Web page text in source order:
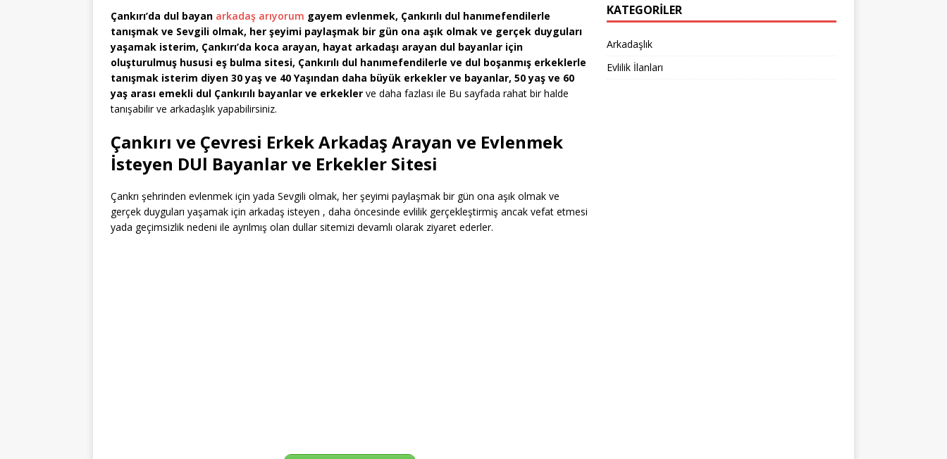
Çankırı’da dul bayan arkadaş arıyorum gayem evlenmek, Çankırılı dul hanımefendilerle
tanışmak ve Sevgili olmak, her şeyimi paylaşmak bir gün ona aşık olmak ve gerçek duyguları
yaşamak isterim, Çankırı’da koca arayan, hayat arkadaşı arayan dul bayanlar için
oluşturulmuş hususi eş bulma sitesi, Çankırılı dul hanımefendilerle ve dul boşanmış erkeklerle
tanışmak isterim diyen 30 yaş ve 40 Yaşından daha büyük erkekler ve bayanlar, 50 yaş ve 60
yaş arası emekli dul Çankırılı bayanlar ve erkekler ve daha fazlası ile Bu sayfada rahat bir halde
tanışabilir ve arkadaşlık yapabilirsiniz.
Çankırı ve Çevresi Erkek Arkadaş Arayan ve Evlenmek
İsteyen DUl Bayanlar ve Erkekler Sitesi
Çankrı şehrinden evlenmek için yada Sevgili olmak, her şeyimi paylaşmak bir gün ona aşık olmak ve
gerçek duyguları yaşamak için arkadaş isteyen , daha öncesinde evlilik gerçekleştirmiş ancak vefat etmesi
yada geçimsizlik nedeni ile ayrılmış olan dullar sitemizi devamlı olarak ziyaret ederler.
KATEGORILER
Arkadaşlık
Evlilik İlanları